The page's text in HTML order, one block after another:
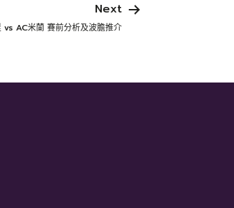
Next
AC米蘭 賽前分析及波膽推介